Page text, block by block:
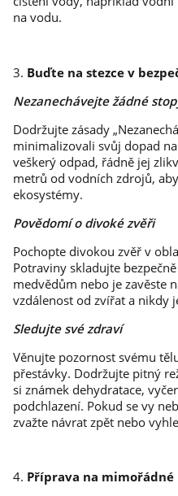
na vodu.
3. Buďte na stezce v
Nezanechávejte žádné
Dodržujte zásady
minimalizovali svůj dopad
veškerý odpad, řádně jej
metrů od vodních zdrojů,
ekosystémy.
Povědomí o divoké zvěři
Pochopte divokou zvěř v
Potraviny skladujte
medvědům nebo je zavěste
vzdálenost od zvířat a nikdy
Sledujte své zdraví
Věnujte pozornost svému
přestávky. Dodržujte pitný
si známek dehydratace,
podchlazení. Pokud se vy
zvažte návrat zpět nebo
4. Příprava na mimořádné